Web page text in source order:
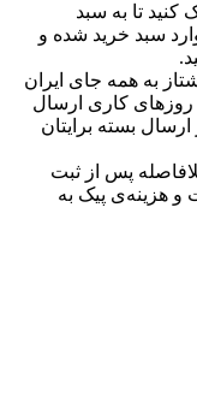
تا به سبد
سبد خرید شده و
به همه جای ایران
روزهای کاری ارسال
بسته برایتان
پس از ثبت
و هزینه‌ی پیک به